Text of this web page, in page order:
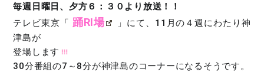
毎週日曜日、夕方６：３０より放送！！
テレビ東京「 踊RI場
」にて、11月の４週にわたり神
津島が
登場します
30分番組の7～8分が神津島のコーナーになるそうです。